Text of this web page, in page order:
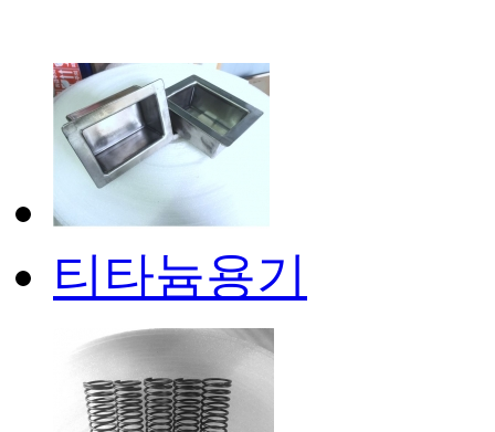
티타늄용기